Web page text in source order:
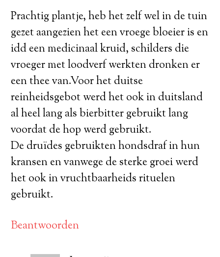
Prachtig plantje, heb het zelf wel in de tuin
gezet aangezien het een vroege bloeier is en
idd een medicinaal kruid, schilders die
vroeger met loodverf werkten dronken er
een thee van.Voor het duitse
reinheidsgebot werd het ook in duitsland
al heel lang als bierbitter gebruikt lang
voordat de hop werd gebruikt.
De druïdes gebruikten hondsdraf in hun
kransen en vanwege de sterke groei werd
het ook in vruchtbaarheids rituelen
gebruikt.
Beantwoorden